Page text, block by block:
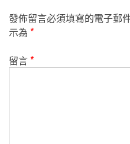
發佈留言必須填寫的電子郵
示為 *
留言*